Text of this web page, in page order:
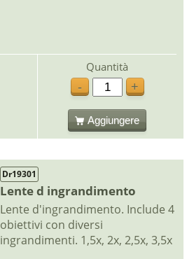
Quantità
-
+
Aggiungere
Dr19301
Lente d ingrandimento
Lente d'ingrandimento. Include 4
obiettivi con diversi
ingrandimenti. 1,5x, 2x, 2,5x, 3,5x